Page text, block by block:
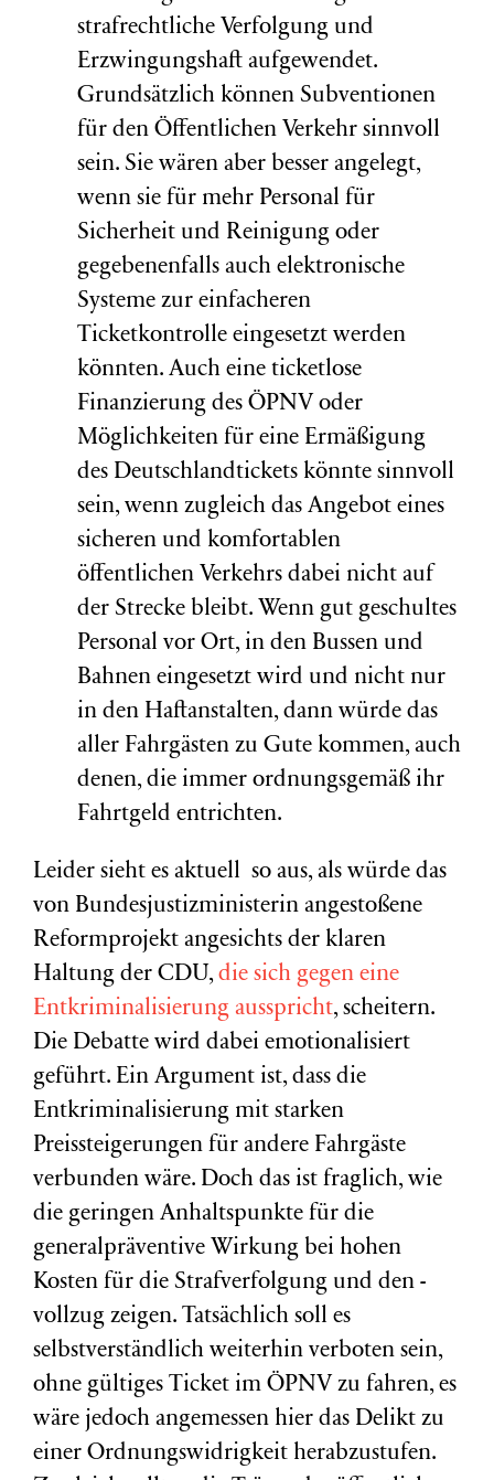
strafrechtliche Verfolgung und
Erzwingungshaft aufgewendet.
Grundsätzlich können Subventionen
für den Öffentlichen Verkehr sinnvoll
sein. Sie wären aber besser angelegt,
wenn sie für mehr Personal für
Sicherheit und Reinigung oder
gegebenenfalls auch elektronische
Systeme zur einfacheren
Ticketkontrolle eingesetzt werden
könnten. Auch eine ticketlose
Finanzierung des ÖPNV oder
Möglichkeiten für eine Ermäßigung
des Deutschlandtickets könnte sinnvoll
sein, wenn zugleich das Angebot eines
sicheren und komfortablen
öffentlichen Verkehrs dabei nicht auf
der Strecke bleibt. Wenn gut geschultes
Personal vor Ort, in den Bussen und
Bahnen eingesetzt wird und nicht nur
in den Haftanstalten, dann würde das
aller Fahrgästen zu Gute kommen, auch
denen, die immer ordnungsgemäß ihr
Fahrtgeld entrichten.
Leider sieht es aktuell so aus, als würde das
von Bundesjustizministerin angestoßene
Reformprojekt angesichts der klaren
Haltung der CDU,die sich gegen eine
Entkriminalisierung ausspricht, scheitern.
Die Debatte wird dabei emotionalisiert
geführt. Ein Argument ist, dass die
Entkriminalisierung mit starken
Preissteigerungen für andere Fahrgäste
verbunden wäre. Doch das ist fraglich, wie
die geringen Anhaltspunkte für die
generalpräventive Wirkung bei hohen
Kosten für die Strafverfolgung und den -
vollzug zeigen. Tatsächlich soll es
selbstverständlich weiterhin verboten sein,
ohne gültiges Ticket im ÖPNV zu fahren, es
wäre jedoch angemessen hier das Delikt zu
einer Ordnungswidrigkeit herabzustufen.